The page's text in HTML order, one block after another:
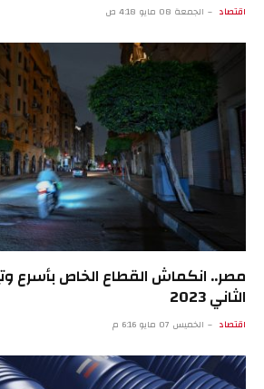
اقتصاد الجمعة 08 مايو 4:18 ص
مصر.. انكماش القطاع الخاص بأسرع
الثاني 2023
اقتصاد الخميس 07 مايو 6:16 م